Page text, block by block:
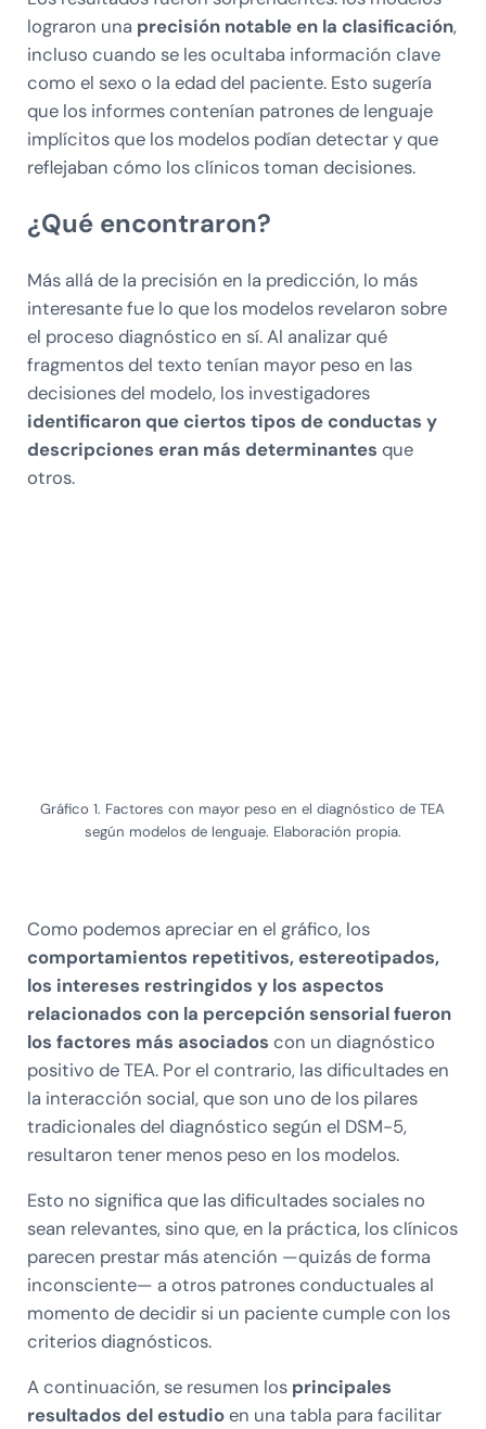
lograron una precisión notable en la clasificación,
incluso cuando se les ocultaba información clave
como el sexo o la edad del paciente. Esto sugería
que los informes contenían patrones de lenguaje
implícitos que los modelos podían detectar y que
reflejaban cómo los clínicos toman decisiones.
¿Qué encontraron?
Más allá de la precisión en la predicción, lo más
interesante fue lo que los modelos revelaron sobre
el proceso diagnóstico en sí. Al analizar qué
fragmentos del texto tenían mayor peso en las
decisiones del modelo, los investigadores
identificaron que ciertos tipos de conductas y
descripciones eran más determinantes que
otros.
Gráfico 1. Factores con mayor peso en el diagnóstico de TEA
según modelos de lenguaje. Elaboración propia.
Como podemos apreciar en el gráfico, los
comportamientos repetitivos, estereotipados,
los intereses restringidos y los aspectos
relacionados con la percepción sensorial fueron
los factores más asociados con un diagnóstico
positivo de TEA. Por el contrario, las dificultades en
la interacción social, que son uno de los pilares
tradicionales del diagnóstico según el DSM-5,
resultaron tener menos peso en los modelos.
Esto no significa que las dificultades sociales no
sean relevantes, sino que, en la práctica, los clínicos
parecen prestar más atención —quizás de forma
inconsciente— a otros patrones conductuales al
momento de decidir si un paciente cumple con los
criterios diagnósticos.
A continuación, se resumen los principales
resultados del estudioen una tabla para facilitar